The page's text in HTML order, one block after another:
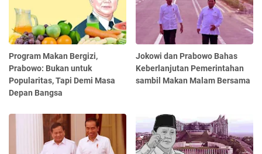
Program Makan Bergizi,
Prabowo: Bukan untuk
Popularitas, Tapi Demi Masa
Depan Bangsa
Jokowi dan Prabowo Bahas
Keberlanjutan Pemerintahan
sambil Makan Malam Bersama